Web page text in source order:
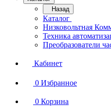
Назад
Каталог
Низковольтная
Техника
Преобразователи
Кабинет
0 Избранное
0 Корзина